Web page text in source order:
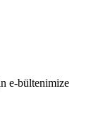
e-bültenimize